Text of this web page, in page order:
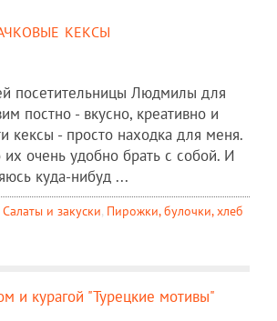
кексы
посетительницы Людмилы для
постно - вкусно, креативно и
кексы - просто находка для меня.
очень удобно брать с собой. И
куда-нибуд ...
Салаты и закуски, Пирожки, булочки, хлеб